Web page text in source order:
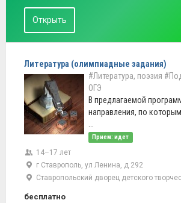
Открыть
Литература (олимпиадные задания)
#Литература, поэзия
ОГЭ
В предлагаемой
направления, по
Прием: идет
14–17 лет
г Ставрополь, ул Ленина, д 292
Ставропольский дворец детского
бесплатно